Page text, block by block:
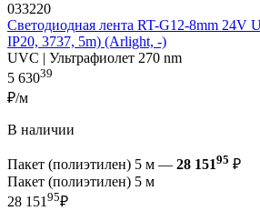
033220
Светодиодная лента RT-G12-8mm 24V
IP20, 3737, 5m) (Arlight, -)
UVC | Ультрафиолет 270 nm
5 63039
₽/м
В наличии
Пакет (полиэтилен) 5 м — 28 15195 ₽
Пакет (полиэтилен) 5 м
28 151 95₽